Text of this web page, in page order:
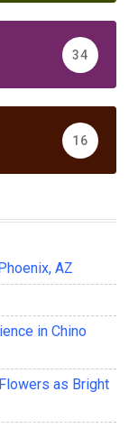
34
16
AZ
in Chino
as Bright